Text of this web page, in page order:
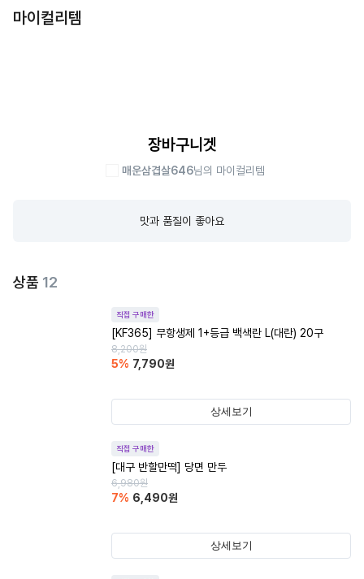
마이컬리템
장바구니겟
매운삼겹살646님의 마이컬리템
맛과 품질이 좋아요
상품 12
직접 구매한
[KF365] 무항생제 1+등급 백색란 L(대란) 20구
8,200원
5% 7,790원
상세보기
직접 구매한
[대구 반할만떡] 당면 만두
6,980원
7% 6,490원
상세보기